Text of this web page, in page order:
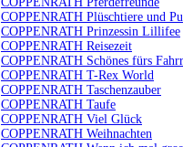
COPPENRATH Plüschtiere und
COPPENRATH Prinzessin Lillifee
COPPENRATH Reisezeit
COPPENRATH Schönes fürs
COPPENRATH T-Rex World
COPPENRATH Taschenzauber
COPPENRATH Taufe
COPPENRATH Viel Glück
COPPENRATH Weihnachten